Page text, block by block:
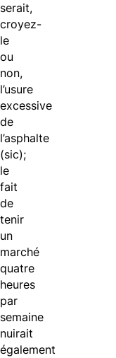
serait,
croyez-
le
ou
non,
l’usure
excessive
de
l’asphalte
(sic);
le
fait
de
tenir
un
marché
quatre
heures
par
semaine
nuirait
également